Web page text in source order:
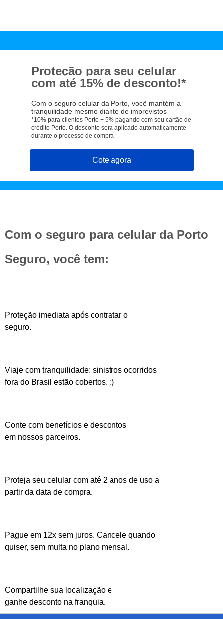
Proteção para seu celular
com até 15% de desconto!*
Com o seguro celular da Porto, você mantém a
tranquilidade mesmo diante de imprevistos
*10% para clientes Porto + 5% pagando com seu cartão de
crédito Porto. O desconto será aplicado automaticamente
durante o processo de compra
Cote agora
Com o seguro para celular da Porto
Seguro, você tem:
Proteção imediata após contratar o
seguro.
Viaje com tranquilidade: sinistros ocorridos
fora do Brasil estão cobertos. :)
Conte com benefícios e descontos
em nossos parceiros.
Proteja seu celular com até 2 anos de uso a
partir da data de compra.
Pague em 12x sem juros. Cancele quando
quiser, sem multa no plano mensal.
Compartilhe sua localização e
ganhe desconto na franquia.